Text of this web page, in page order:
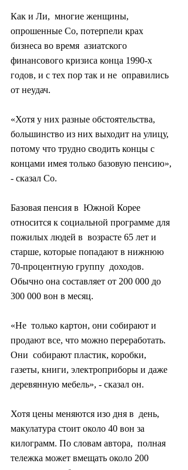
Как и Ли,  многие женщины,
опрошенные Со, потерпели крах
бизнеса во время  азиатского
финансового кризиса конца 1990-х
годов, и с тех пор так и не  оправились
от неудач.
«Хотя у них разные обстоятельства,
большинство из них выходит на улицу,
потому что трудно сводить концы с
концами имея только базовую пенсию»,
- сказал Со.
Базовая пенсия в  Южной Корее
относится к социальной программе для
пожилых людей в  возрасте 65 лет и
старше, которые попадают в нижнюю
70-процентную группу  доходов.
Обычно она составляет от 200 000 до
300 000 вон в месяц.
«Не  только картон, они собирают и
продают все, что можно переработать.
Они  собирают пластик, коробки,
газеты, книги, электроприборы и даже
деревянную мебель», - сказал он.
Хотя цены меняются изо дня в  день,
макулатура стоит около 40 вон за
килограмм. По словам автора,  полная
тележка может вмещать около 200